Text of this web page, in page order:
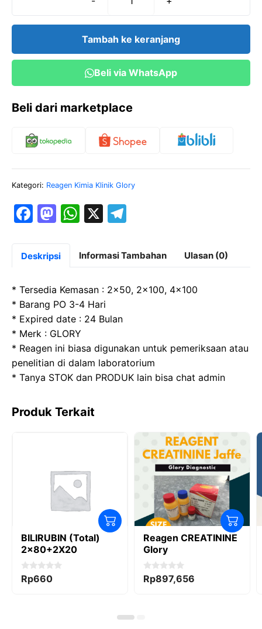
Kuantitas
Albumin
Tambah ke keranjang
Beli via WhatsApp
Beli dari marketplace
Kategori: Reagen Kimia Klinik Glory
F
c
b
o
o
k
M
st
d
o
n
W
at
s
A
p
p
X
e
gr
a
Deskripsi Informasi Tambahan Ulasan (0)
* Tersedia Kemasan : 2×50, 2×100, 4×100
* Barang PO 3-4 Hari
* Expired date : 24 Bulan
* Merk : GLORY
* Reagen ini biasa digunakan untuk pemeriksaan atau
penelitian di dalam laboratorium
* Tanya STOK dan PRODUK lain bisa chat admin
Produk Terkait
BILIRUBIN (Total)
2×80+2X20
0
o
Rp660
Reagen CREATININE
Glory
0
o
Rp897,656